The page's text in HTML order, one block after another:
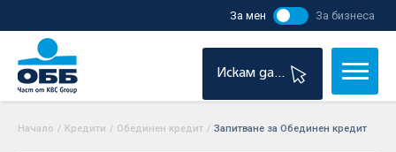
За мен За бизнеса
Искам да...
Начало / Кредити / Обединен кредит / Запитване за Обединен кредит